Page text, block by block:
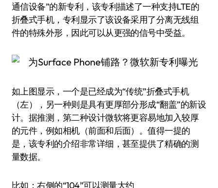
通信设备”的新专利，该专利描述了一种支持LTE的
折叠式手机，专利显示了该设备采用了分离无线组
件的特殊外形，因此可以从更强的信号中受益。
如上图显示，一个是已经成为“传统”折叠式手机
（左），另一种则是具有更厚部分形成“翻盖”的新设
计。据推测，第二种设计微软将更容易地加入较厚
的元件，例如相机（前面和后面）。值得一提的
是，该专利的介绍非常详细，甚至提供了精确的测
量数据。
比如：右侧的“104”可以测量大约